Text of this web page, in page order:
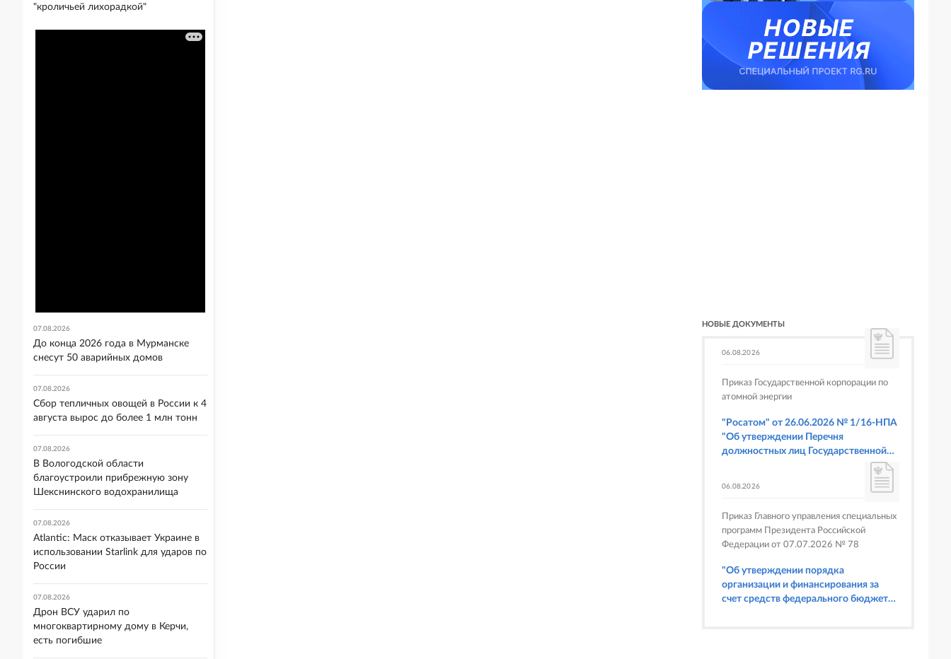
НОВЫЕ ДОКУМЕНТЫ
06.08.2026
Приказ Государственной корпорации по
атомной энергии
"Росатом" от 26.06.2026 № 1/16-НПА
"Об утверждении Перечня
должностных лиц Государственной
корпорации по атомной энергии
предусмотренных статьями 6.3, 8.1,
9.4, 9.5 и 9.5.1, частью 3 статьи 9.16,
статьей 14.44, частью 1 статьи 19.4,
статьей 19.4.1, частями 6 и 15 статьи
19.5, статьями 19.6 и 19.7, частью 1
статьи 19.26, статьей 19.33, частями 1,
2, 2.1, 6 и 6.1 статьи 20.4 Кодекса
06.08.2026
Приказ Главного управления специальных
программ Президента Российской
Федерации от 07.07.2026 № 78
"Об утверждении порядка
организации и финансирования за
счет средств федерального бюджета
"кроличьей лихорадкой"
07.08.2026
До конца 2026 года в Мурманске
снесут 50 аварийных домов
07.08.2026
Сбор тепличных овощей в России к 4
августа вырос до более 1 млн тонн
07.08.2026
В Вологодской области
благоустроили прибрежную зону
Шекснинского водохранилища
07.08.2026
Atlantic: Маск отказывает Украине в
использовании Starlink для ударов по
России
07.08.2026
Дрон ВСУ ударил по
многоквартирному дому в Керчи,
есть погибшие